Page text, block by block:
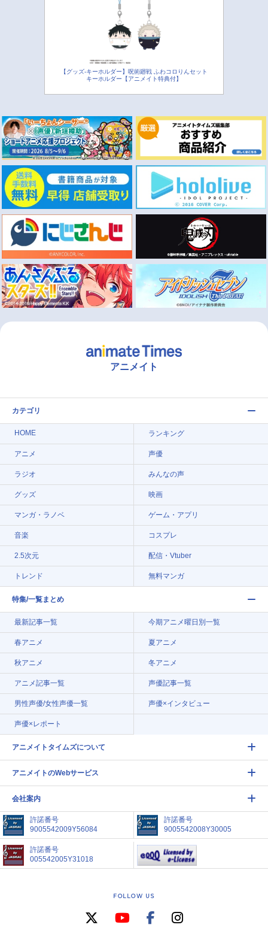
【グッズ-キーホルダー】呪術廻戦 ふわコロりんセット
キーホルダー【アニメイト特典付】
アニメイト
カテゴリ
HOME ランキング
アニメ 声優
ラジオ みんなの声
グッズ 映画
マンガ・ラノベ ゲーム・アプリ
音楽 コスプレ
2.5次元 配信・Vtuber
トレンド 無料マンガ
特集/一覧まとめ
最新記事一覧 今期アニメ曜日別一覧
春アニメ 夏アニメ
秋アニメ 冬アニメ
アニメ記事一覧 声優記事一覧
男性声優/女性声優一覧 声優×インタビュー
声優×レポート
アニメイトタイムズについて
アニメイトのWebサービス
会社案内
許諾番号
9005542009Y56084
許諾番号
9005542008Y30005
許諾番号
005542005Y31018
FOLLOW US